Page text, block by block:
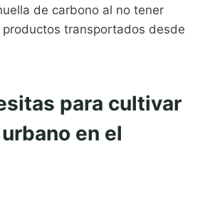
de carbono al no tener
productos transportados desde
para cultivar
en el